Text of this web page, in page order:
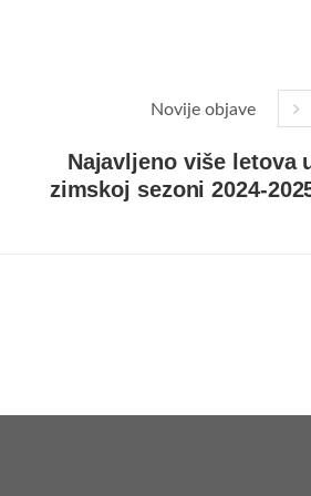
Novije objave
Najavljeno više letova
zimskoj sezoni 2024-